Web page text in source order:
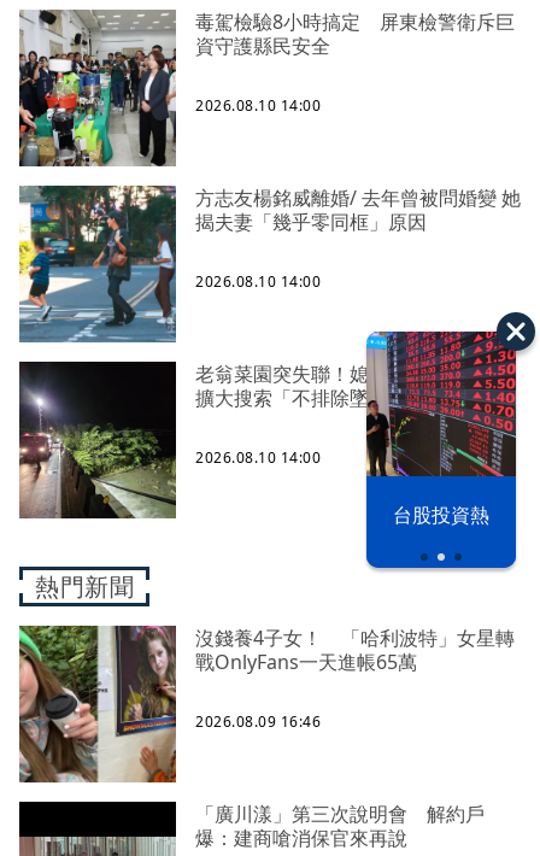
台股投資熱
毒駕檢驗8小時搞定 屏東檢警衛斥巨
資守護縣民安全
2026.08.10 14:00
方志友楊銘威離婚/ 去年曾被問婚變 她
揭夫妻「幾乎零同框」原因
2026.08.10 14:00
老翁菜園突失聯！媳婦急報案 警今
擴大搜索「不排除墜溪」
2026.08.10 14:00
熱門新聞
沒錢養4子女！ 「哈利波特」女星轉
戰OnlyFans一天進帳65萬
2026.08.09 16:46
「廣川漾」第三次說明會 解約戶
爆：建商嗆消保官來再說